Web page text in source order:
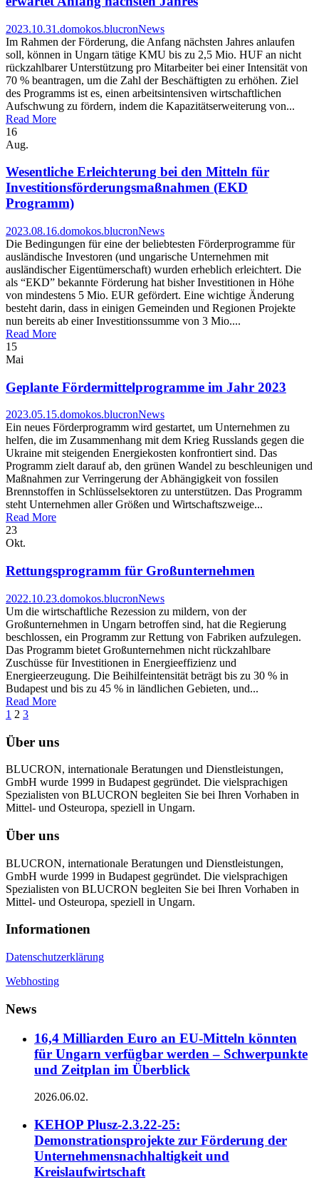
2023.10.31.domokos.blucronNews
Im Rahmen der Förderung, die Anfang nächsten Jahres anlaufen
soll, können in Ungarn tätige KMU bis zu 2,5 Mio. HUF an nicht
rückzahlbarer Unterstützung pro Mitarbeiter bei einer Intensität von
70 % beantragen, um die Zahl der Beschäftigten zu erhöhen. Ziel
des Programms ist es, einen arbeitsintensiven wirtschaftlichen
Aufschwung zu fördern, indem die Kapazitätserweiterung von...
Read More
16
Aug.
Wesentliche Erleichterung bei den Mitteln für
Investitionsförderungsmaßnahmen (EKD
Programm)
2023.08.16.domokos.blucronNews
Die Bedingungen für eine der beliebtesten Förderprogramme für
ausländische Investoren (und ungarische Unternehmen mit
ausländischer Eigentümerschaft) wurden erheblich erleichtert. Die
als “EKD” bekannte Förderung hat bisher Investitionen in Höhe
von mindestens 5 Mio. EUR gefördert. Eine wichtige Änderung
besteht darin, dass in einigen Gemeinden und Regionen Projekte
nun bereits ab einer Investitionssumme von 3 Mio....
Read More
15
Mai
Geplante Fördermittelprogramme im Jahr 2023
2023.05.15.domokos.blucronNews
Ein neues Förderprogramm wird gestartet, um Unternehmen zu
helfen, die im Zusammenhang mit dem Krieg Russlands gegen die
Ukraine mit steigenden Energiekosten konfrontiert sind. Das
Programm zielt darauf ab, den grünen Wandel zu beschleunigen und
Maßnahmen zur Verringerung der Abhängigkeit von fossilen
Brennstoffen in Schlüsselsektoren zu unterstützen. Das Programm
steht Unternehmen aller Größen und Wirtschaftszweige...
Read More
23
Okt.
Rettungsprogramm für Großunternehmen
2022.10.23.domokos.blucronNews
Um die wirtschaftliche Rezession zu mildern, von der
Großunternehmen in Ungarn betroffen sind, hat die Regierung
beschlossen, ein Programm zur Rettung von Fabriken aufzulegen.
Das Programm bietet Großunternehmen nicht rückzahlbare
Zuschüsse für Investitionen in Energieeffizienz und
Energieerzeugung. Die Beihilfeintensität beträgt bis zu 30 % in
Budapest und bis zu 45 % in ländlichen Gebieten, und...
Read More
1 2 3
Über uns
BLUCRON, internationale Beratungen und Dienstleistungen,
GmbH wurde 1999 in Budapest gegründet. Die vielsprachigen
Spezialisten von BLUCRON begleiten Sie bei Ihren Vorhaben in
Mittel- und Osteuropa, speziell in Ungarn.
Über uns
BLUCRON, internationale Beratungen und Dienstleistungen,
GmbH wurde 1999 in Budapest gegründet. Die vielsprachigen
Spezialisten von BLUCRON begleiten Sie bei Ihren Vorhaben in
Mittel- und Osteuropa, speziell in Ungarn.
Informationen
Datenschutzerklärung
Webhosting
News
16,4 Milliarden Euro an EU-Mitteln könnten
für Ungarn verfügbar werden – Schwerpunkte
und Zeitplan im Überblick
2026.06.02.
KEHOP Plusz-2.3.22-25:
Demonstrationsprojekte zur Förderung der
Unternehmensnachhaltigkeit und
Kreislaufwirtschaft